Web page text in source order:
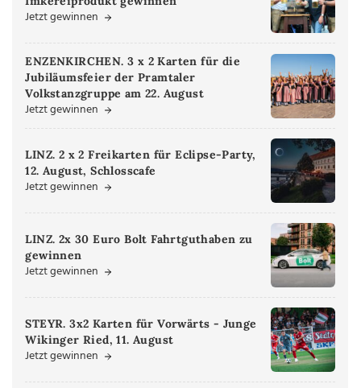
Jetzt gewinnen
ENZENKIRCHEN. 3 x 2 Karten für die
Jubiläumsfeier der Pramtaler
Volkstanzgruppe am 22. August
Jetzt gewinnen
LINZ. 2 x 2 Freikarten für Eclipse-Party,
12. August, Schlosscafe
Jetzt gewinnen
LINZ. 2x 30 Euro Bolt Fahrtguthaben zu
gewinnen
Jetzt gewinnen
STEYR. 3x2 Karten für Vorwärts - Junge
Wikinger Ried, 11. August
Jetzt gewinnen